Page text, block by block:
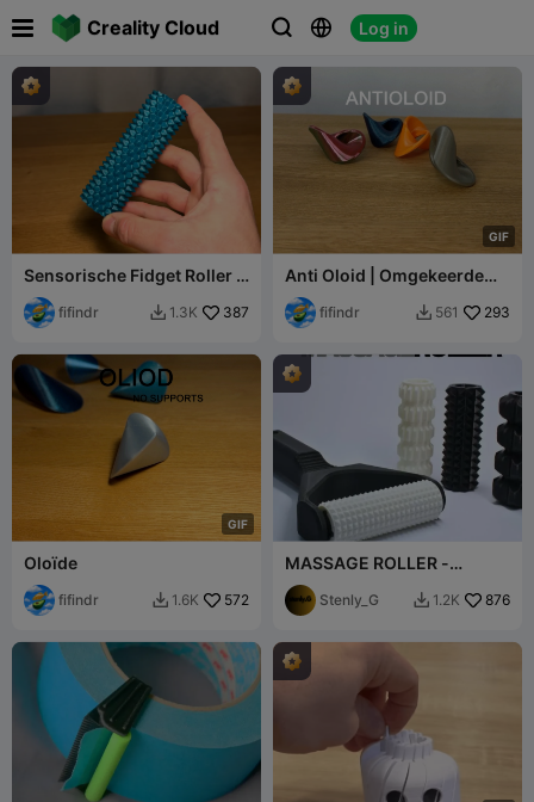
Creality Cloud   Log in
 
Sensorische Fidget Roller -
Stekelig
fifindr  1.3K 387
GIF
Anti Oloid | Omgekeerde
Oloid
fifindr  561 293
GIF
Oloïde
fifindr  1.6K 572
MASSAGE ROLLER -
MADEROTHERAPIE
Stenly_G  1.2K 876